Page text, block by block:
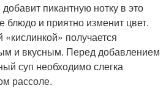
пикантную нотку в это
блюдо и приятно изменит цвет.
получается
и вкусным. Перед добавлением
суп необходимо слегка
рассоле.